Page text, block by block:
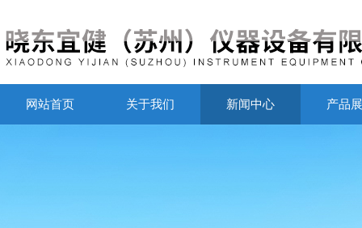
网站首页 关于我们 新闻中心 产品